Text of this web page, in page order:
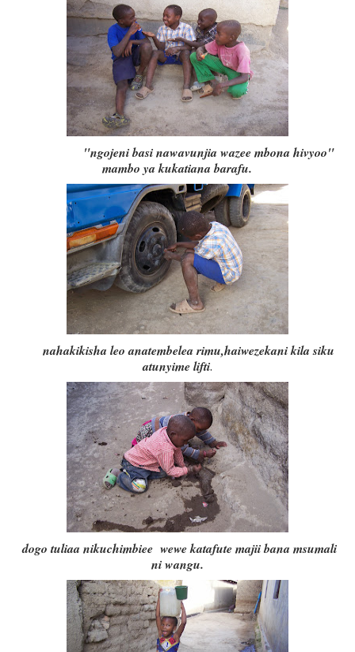
"ngojeni basi nawavunjia wazee mbona hivyoo"
mambo ya kukatiana barafu.
nahakikisha leo anatembelea rimu,haiwezekani kila siku
atunyime lifti.
dogo tuliaa nikuchimbiee wewe katafute majii bana msumali
ni wangu.